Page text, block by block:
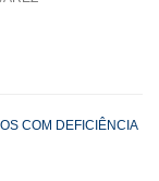
COM DEFICIÊNCIA